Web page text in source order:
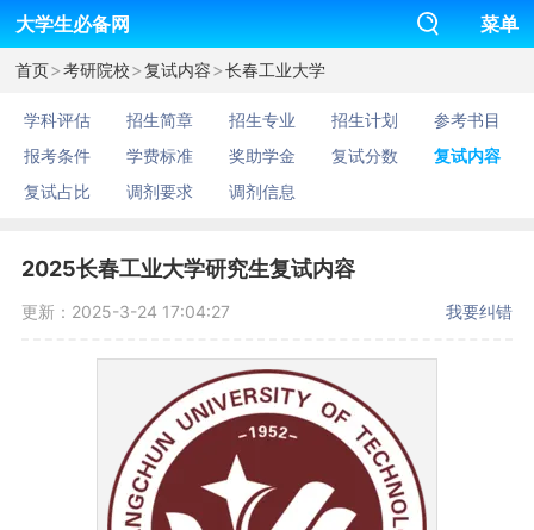
大学生必备网 菜单
首页>考研院校>复试内容>长春工业大学
学科评估 招生简章 招生专业 招生计划
参考书目
报考条件
学费标准 奖助学金 复试分数
复试内容
复试占比
调剂要求 调剂信息
2025长春工业大学研究生复试内容
更新：2025-3-24 17:04:27 我要纠错